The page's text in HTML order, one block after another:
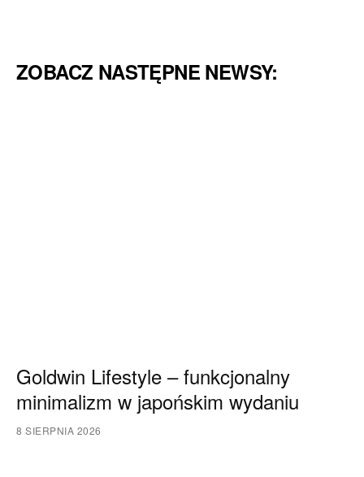
ZOBACZ NASTĘPNE NEWSY:
Goldwin Lifestyle – funkcjonalny
minimalizm w japońskim wydaniu
8 SIERPNIA 2026